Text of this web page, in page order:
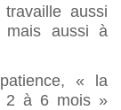
aussi
mais aussi à
« la
2 à 6 mois »